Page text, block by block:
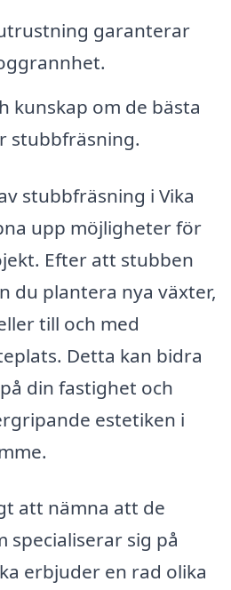
garanterar
kunskap om de bästa
stubbfräsning.
stubbfräsning i Vika
upp möjligheter för
Efter att stubben
du plantera nya växter,
till och med
Detta kan bidra
din fastighet och
estetiken i
att nämna att de
specialiserar sig på
erbjuder en rad olika